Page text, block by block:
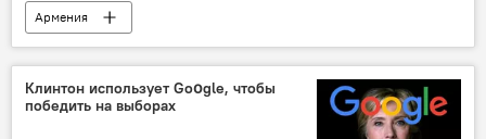
Армения
Клинтон использует Goօgle, чтобы
победить на выборах